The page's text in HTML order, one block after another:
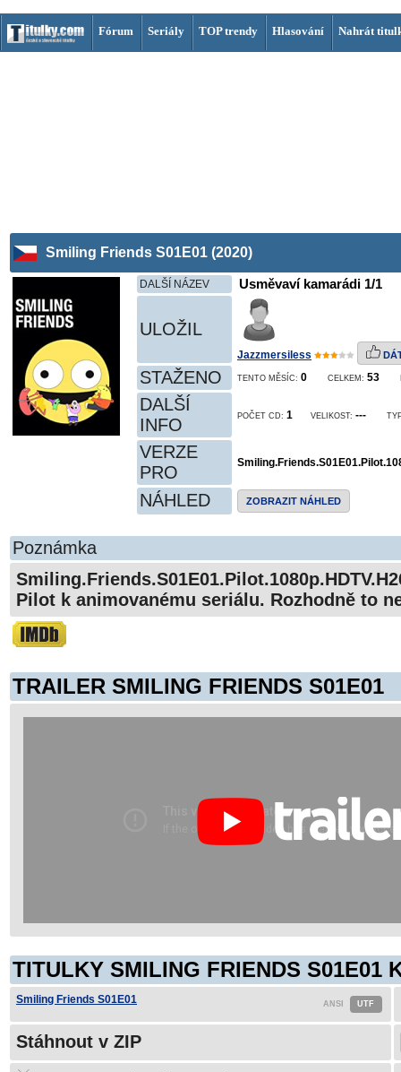
Fórum Seriály TOP trendy Hlasování Nahrát
Smiling Friends S01E01 (2020)
DALŠÍ NÁZEV Usměvaví kamarádi 1/1
ULOŽIL
Jazzmersiless
STAŽENO TENTO MĚSÍC: 0 CELKEM: 53
DALŠÍ
INFO
POČET CD: 1 VELIKOST: ---
VERZE
PRO
NÁHLED ZOBRAZIT NÁHLED
Poznámka
Pilot k animovanému seriálu. Rozhodně to
TRAILER SMILING FRIENDS S01E01
TITULKY SMILING FRIENDS S01E01
Smiling Friends S01E01
Stáhnout v ZIP